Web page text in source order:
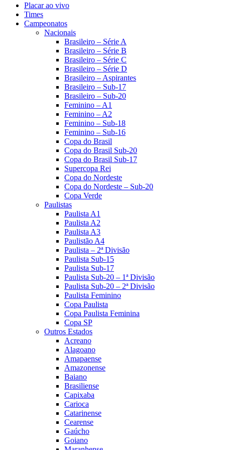
Placar ao vivo
Times
Campeonatos
Nacionais
Brasileiro – Série A
Brasileiro – Série B
Brasileiro – Série C
Brasileiro – Série D
Brasileiro – Aspirantes
Brasileiro – Sub-17
Brasileiro – Sub-20
Feminino – A1
Feminino – A2
Feminino – Sub-18
Feminino – Sub-16
Copa do Brasil
Copa do Brasil Sub-20
Copa do Brasil Sub-17
Supercopa Rei
Copa do Nordeste
Copa do Nordeste – Sub-20
Copa Verde
Paulistas
Paulista A1
Paulista A2
Paulista A3
Paulistão A4
Paulista – 2ª Divisão
Paulista Sub-15
Paulista Sub-17
Paulista Sub-20 – 1ª Divisão
Paulista Sub-20 – 2ª Divisão
Paulista Feminino
Copa Paulista
Copa Paulista Feminina
Copa SP
Outros Estados
Acreano
Alagoano
Amapaense
Amazonense
Baiano
Brasiliense
Capixaba
Carioca
Catarinense
Cearense
Gaúcho
Goiano